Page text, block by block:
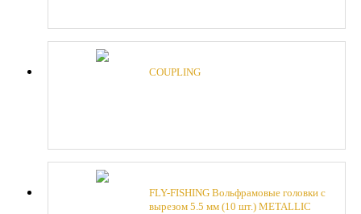
COUPLING
FLY-FISHING Вольфрамовые головки с
вырезом 5.5 мм (10 шт.) METALLIC